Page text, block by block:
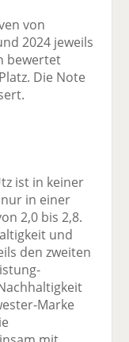
von
2024 jeweils
bewertet
Die Note
ist in keiner
in einer
2,0 bis 2,8.
und
den zweiten
Marke